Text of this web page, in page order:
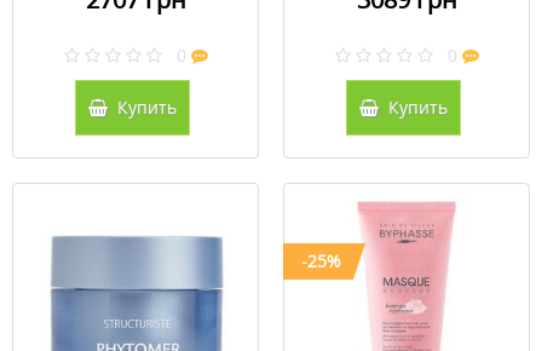
0
Купить
0
Купить
-25%